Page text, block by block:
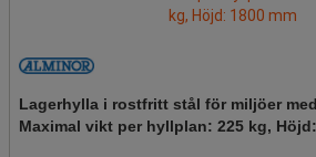
Lagerhylla i rostfritt stål för miljöer
Maximal vikt per hyllplan: 225 kg,